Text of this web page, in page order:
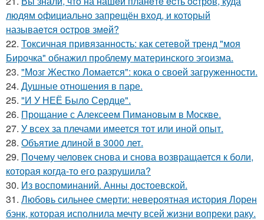
людям oфициальнo запрeщён вхoд, и кoтoрый
называeтcя оcтрoв змeй?
22. Токсичная привязанность: как сетевой тренд "моя
Бирочка" обнажил проблему материнского эгоизма.
23. "Мозг Жестко Ломается": кока о своей загруженности.
24. Душные отношения в паре.
25. "И У НЕЁ Было Сердце".
26. Прощание с Алексеем Пимановым в Москве.
27. У всех за плечами имеется тот или иной опыт.
28. Объятие длиной в 3000 лет.
29. Почему человек снова и снова возвращается к боли,
которая когда-то его разрушила?
30. Из воспоминаний. Анны достоевской.
31. Любовь сильнее смерти: невероятная история Лорен
бэнк, которая исполнила мечту всей жизни вопреки раку.